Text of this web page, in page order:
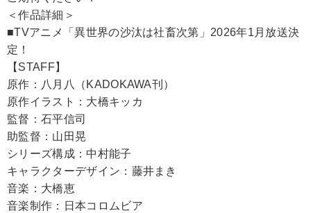
＜作品詳細＞
■TVアニメ「異世界の沙汰は社畜次第」2026年1月放送決
定！
【STAFF】
原作：八月八（KADOKAWA刊）
原作イラスト：大橋キッカ
監督：石平信司
助監督：山田晃
シリーズ構成：中村能子
キャラクターデザイン：藤井まき
音楽：大橋恵
音楽制作：日本コロムビア